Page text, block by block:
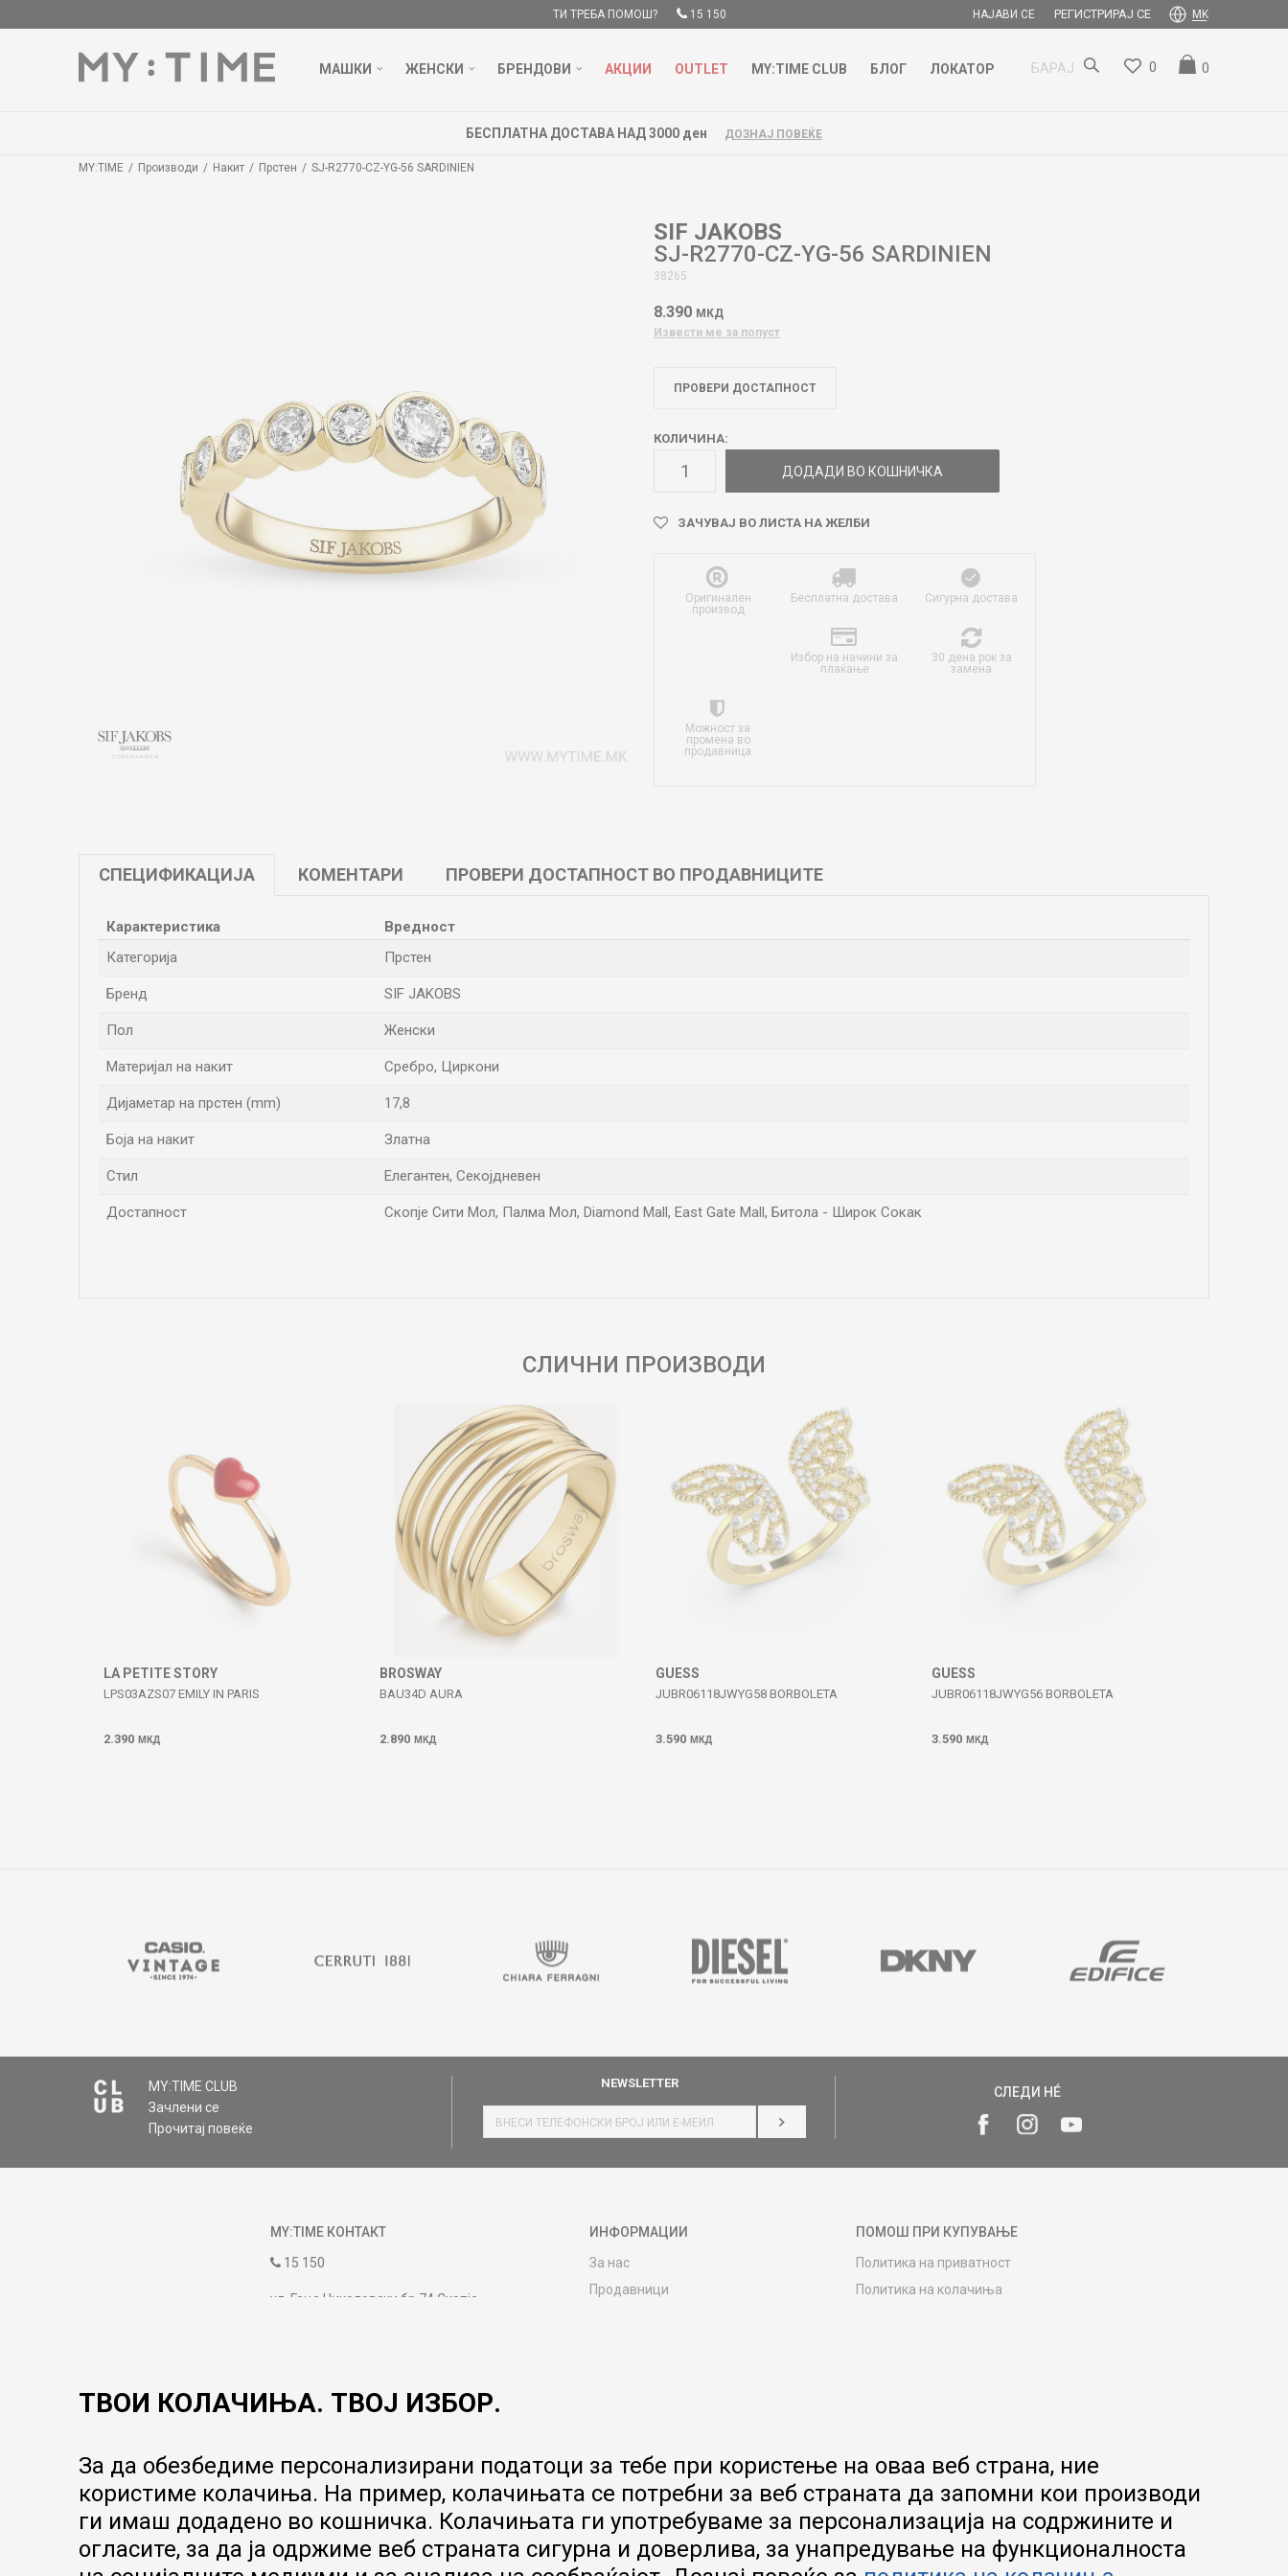
ТИ ТРЕБА ПОМОШ? 15 150 НАЈАВИ СЕ РЕГИСТРИРАЈ СЕ MK
МАШКИ ЖЕНСКИ БРЕНДОВИ АКЦИИ OUTLET MY:TIME CLUB БЛОГ ЛОКАТОР БАРАЈ 0
0
БЕСПЛАТНА ДОСТАВА НАД 3000 ден ДОЗНАЈ ПОВЕЌЕ
MY:TIME Производи Накит Прстен SJ-R2770-CZ-YG-56 SARDINIEN
SIF JAKOBS
SJ-R2770-CZ-YG-56 SARDINIEN
38265
8.390 МКД
Извести ме за попуст
ПРОВЕРИ ДОСТАПНОСТ
КОЛИЧИНА:
ДОДАДИ ВО КОШНИЧКА
ЗАЧУВАЈ ВО ЛИСТА НА ЖЕЛБИ
Оригинален
производ
Бесплатна достава Сигурна достава
Избор на начини за
плаќање
30 дена рок за
замена
Можност за
промена во
продавница
СПЕЦИФИКАЦИЈА КОМЕНТАРИ ПРОВЕРИ ДОСТАПНОСТ ВО ПРОДАВНИЦИТЕ
Карактеристика
Вредност
Категорија
Прстен
Бренд SIF JAKOBS
Пол Женски
Материјал на накит Сребро, Циркони
Дијаметар на прстен (mm) 17,8
Боја на накит Златна
Стил Елегантен, Секојдневен
Достапност Скопје Сити Мол, Палма Мол, Diamond Mall, East Gate Mall, Битола - Широк Сокак
СЛИЧНИ ПРОИЗВОДИ
LA PETITE STORY
LPS03AZS07 EMILY IN PARIS
2.390 МКД
BROSWAY
BAU34D AURA
2.890 МКД
GUESS
JUBR06118JWYG58 BORBOLETA
3.590 МКД
GUESS
JUBR06118JWYG56 BORBOLETA
3.590 МКД
MY:TIME CLUB
Зачлени се
Прочитај повеќе
NEWSLETTER
НАЈАВИ СЕ
СЛЕДИ НÉ
MY:TIME КОНТАКТ
15 150
ул. Гоце Николовски бр.74 Скопје
09:00 до 17:00
ИНФОРМАЦИИ
За нас
Продавници
Гаранција за производ
Ценовник
ПОМОШ ПРИ КУПУВАЊЕ
Политика на приватност
Политика на колачиња
Product Finder
FAQs
ТВОИ КОЛАЧИЊА. ТВОЈ ИЗБОР.
За да обезбедиме персонализирани податоци за тебе при користење на оваа веб страна, ние
користиме колачиња. На пример, колачињата се потребни за веб страната да запомни кои производи
ги имаш додадено во кошничка. Колачињата ги употребуваме за персонализација на содржините и
огласите, за да ја одржиме веб страната сигурна и доверлива, за унапредување на функционалноста